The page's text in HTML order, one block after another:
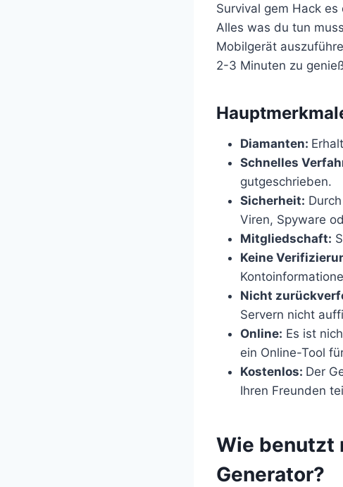
Survival gem Hack
Alles was du tun
Mobilgerät
2-3 Minuten zu
Diamanten:
Schnelles
gutgeschrieben.
Sicherheit:
Viren, Spyware
Mitgliedschaft:
Keine
Nicht
Servern nicht
Online: Es ist
ein Online-Tool
Kostenlos: Der
Ihren Freunden
​Wie benutzt
Generator?